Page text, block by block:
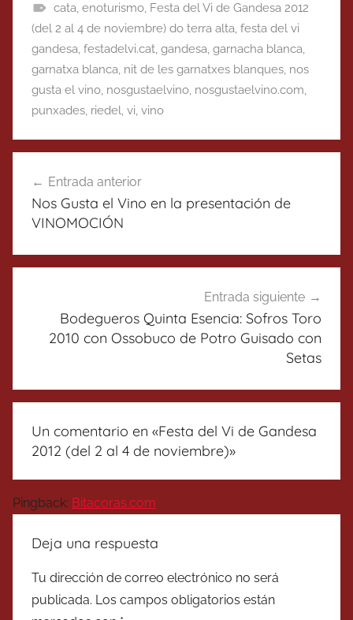
cata, enoturismo, Festa del Vi de Gandesa 2012
(del 2 al 4 de noviembre) do terra alta, festa del vi
gandesa, festadelvi.cat, gandesa, garnacha blanca,
garnatxa blanca, nit de les garnatxes blanques, nos
gusta el vino, nosgustaelvino, nosgustaelvino.com,
punxades, riedel, vi, vino
de
entradas
Entrada anterior
Nos Gusta el Vino en la presentación de
VINOMOCIÓN
Entrada siguiente
Bodegueros Quinta Esencia: Sofros Toro
2010 con Ossobuco de Potro Guisado con
Setas
Un comentario en «Festa del Vi de Gandesa
2012 (del 2 al 4 de noviembre)»
Pingback: Bitacoras.com
Deja una respuesta
Tu dirección de correo electrónico no será
publicada. Los campos obligatorios están